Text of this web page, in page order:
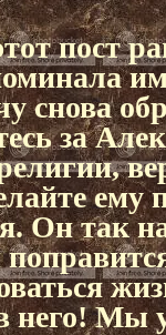
пост
снова
за
ему
Он так
Мы у